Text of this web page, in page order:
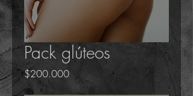
Pack glúteos
$200.000Precio